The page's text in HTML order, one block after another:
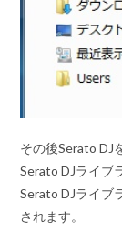
その後Serato DJ
Serato DJライブ
Serato DJライブ
されます。